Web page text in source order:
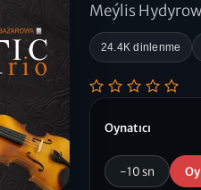
Meýlis
24.4K dinlenme
Oynatıcı
-10 sn